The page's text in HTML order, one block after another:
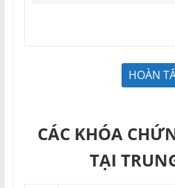
CÁC KHÓA
TẠI